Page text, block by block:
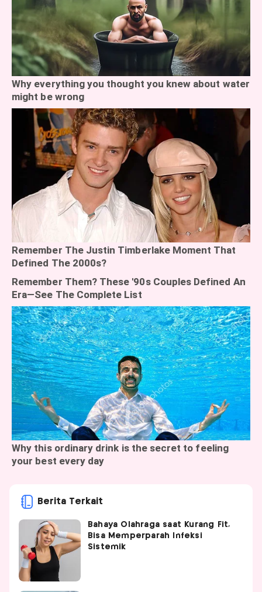
Berita Terkait
Bahaya Olahraga saat Kurang Fit,
Bisa Memperparah Infeksi
Sistemik